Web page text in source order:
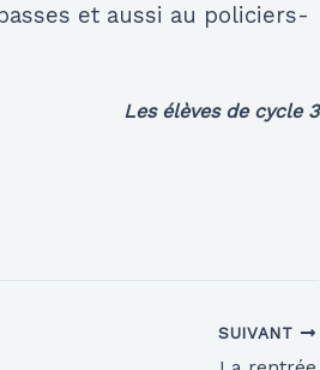
et aussi au policiers-
Les élèves de cycle 3
SUIVANT